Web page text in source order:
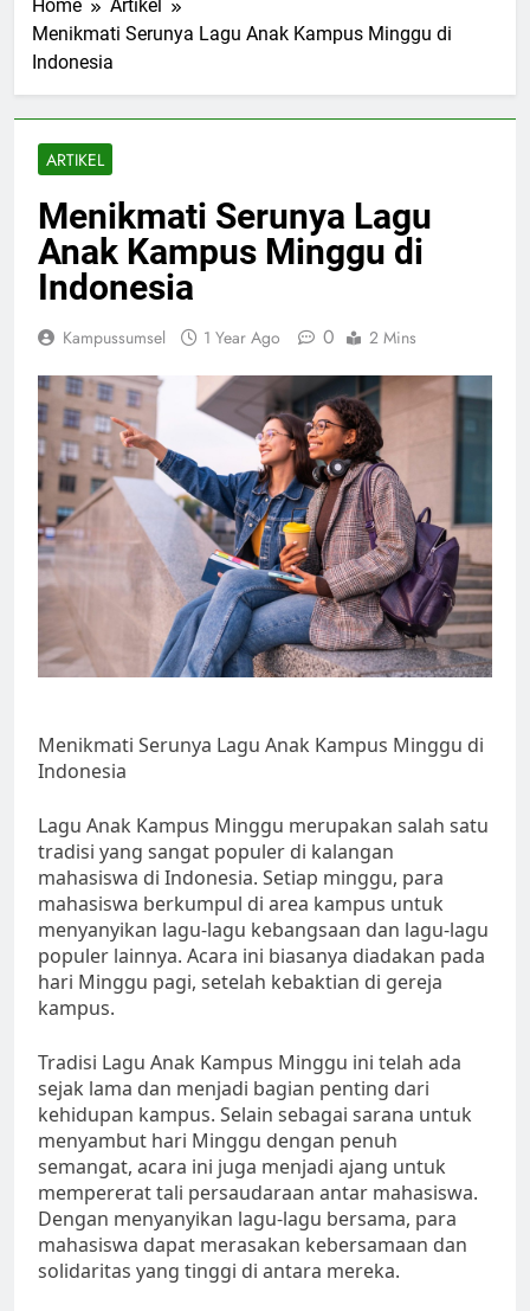
Home
Artikel
Menikmati Serunya Lagu Anak Kampus Minggu di
Indonesia
ARTIKEL
Menikmati Serunya Lagu
Anak Kampus Minggu di
Indonesia
Kampussumsel 1 Year Ago 0 2 Mins
Menikmati Serunya Lagu Anak Kampus Minggu di
Indonesia
Lagu Anak Kampus Minggu merupakan salah satu
tradisi yang sangat populer di kalangan
mahasiswa di Indonesia. Setiap minggu, para
mahasiswa berkumpul di area kampus untuk
menyanyikan lagu-lagu kebangsaan dan lagu-lagu
populer lainnya. Acara ini biasanya diadakan pada
hari Minggu pagi, setelah kebaktian di gereja
kampus.
Tradisi Lagu Anak Kampus Minggu ini telah ada
sejak lama dan menjadi bagian penting dari
kehidupan kampus. Selain sebagai sarana untuk
menyambut hari Minggu dengan penuh
semangat, acara ini juga menjadi ajang untuk
mempererat tali persaudaraan antar mahasiswa.
Dengan menyanyikan lagu-lagu bersama, para
mahasiswa dapat merasakan kebersamaan dan
solidaritas yang tinggi di antara mereka.